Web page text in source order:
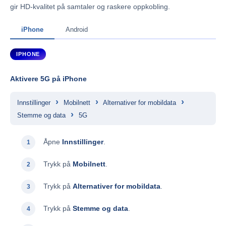
gir HD-kvalitet på samtaler og raskere oppkobling.
iPhone Android
IPHONE
Aktivere 5G på iPhone
Innstillinger › Mobilnett › Alternativer for mobildata ›
Stemme og data › 5G
Åpne Innstillinger.
Trykk på Mobilnett
Trykk på Alternativer for mobildata
Trykk på Stemme og data